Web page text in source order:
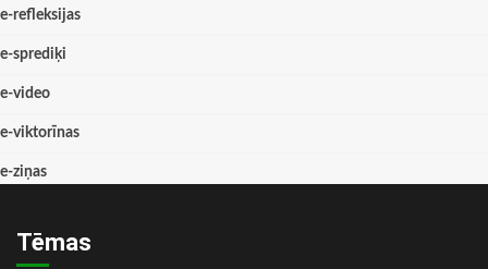
e-refleksijas
e-sprediķi
e-video
e-viktorīnas
e-ziņas
Tēmas